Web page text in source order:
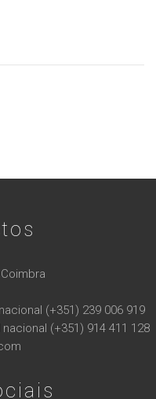
(+351) 239 006 919
(+351) 914 411 128